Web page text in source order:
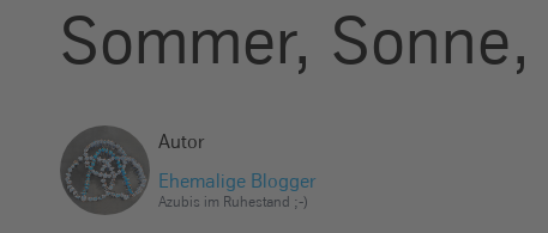
Sommer,
Autor
Ehemalige Blogger
Azubis im Ruhestand ;-)